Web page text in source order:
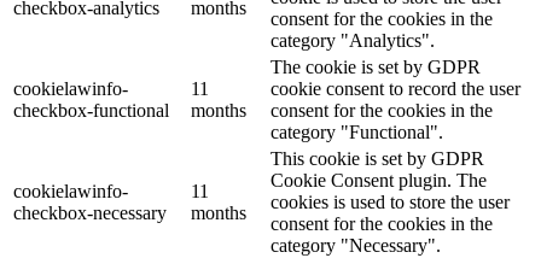
checkbox-analytics
months
consent for the cookies in the
category "Analytics".
cookielawinfo-
checkbox-functional
11
months
The cookie is set by GDPR
cookie consent to record the user
consent for the cookies in the
category "Functional".
cookielawinfo-
checkbox-necessary
11
months
This cookie is set by GDPR
Cookie Consent plugin. The
cookies is used to store the user
consent for the cookies in the
category "Necessary".